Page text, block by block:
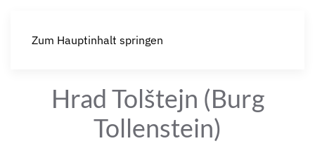
Zum Hauptinhalt springen
Hrad Tolštejn (Burg
Tollenstein)